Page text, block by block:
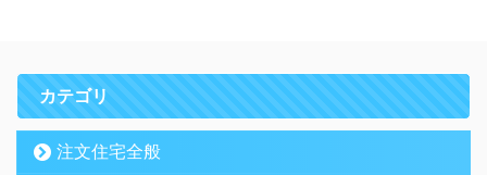
カテゴリ
注文住宅全般